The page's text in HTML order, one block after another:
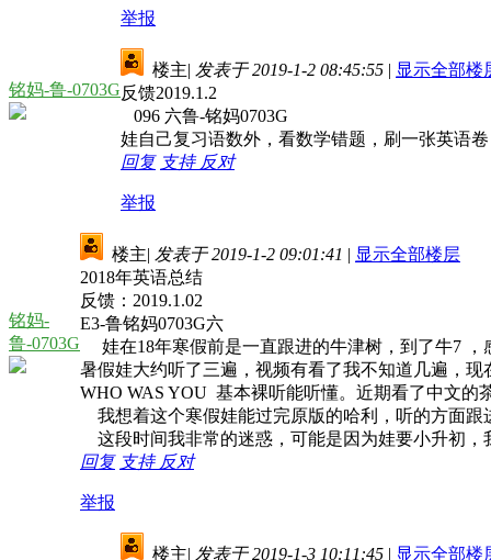
举报
铭妈-鲁-0703G
楼主| 发表于 2019-1-2 08:45:55 | 显示全部楼
反馈2019.1.2
096 六鲁-铭妈0703G
娃自己复习语数外，看数学错题，刷一张英语
回复 支持 反对
举报
铭妈-
鲁-0703G
楼主| 发表于 2019-1-2 09:01:41 | 显示全部楼层
2018年英语总结
反馈：2019.1.02
E3-鲁铭妈0703G六
娃在18年寒假前是一直跟进的牛津树，到了牛7 ，
暑假娃大约听了三遍，视频有看了我不知道几遍，
WHO WAS YOU 基本裸听能听懂。近期看了中文的
我想着这个寒假娃能过完原版的哈利，听的方面跟
这段时间我非常的迷惑，可能是因为娃要小升初，
回复 支持 反对
举报
楼主| 发表于 2019-1-3 10:11:45 | 显示全部楼